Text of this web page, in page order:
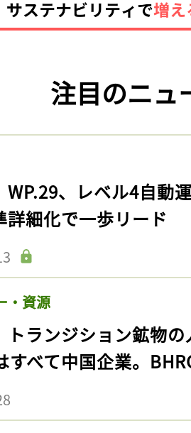
注目のニュ
WP.29、レベル4自動
詳細化で一歩リード
・資源
トランジション鉱物
すべて中国企業。